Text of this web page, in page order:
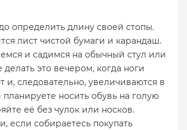
определить длину своей стопы.
лист чистой бумаги и карандаш.
и садимся на обычный стул или
это вечером, когда ноги
и, следовательно, увеличиваются в
носить обувь на голую
её без чулок или носков.
если собираетесь покупать